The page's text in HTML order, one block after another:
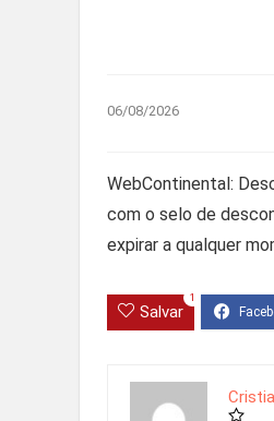
06/08/2026
WebContinental:
com o selo de
expirar a qualquer
Salvar
1